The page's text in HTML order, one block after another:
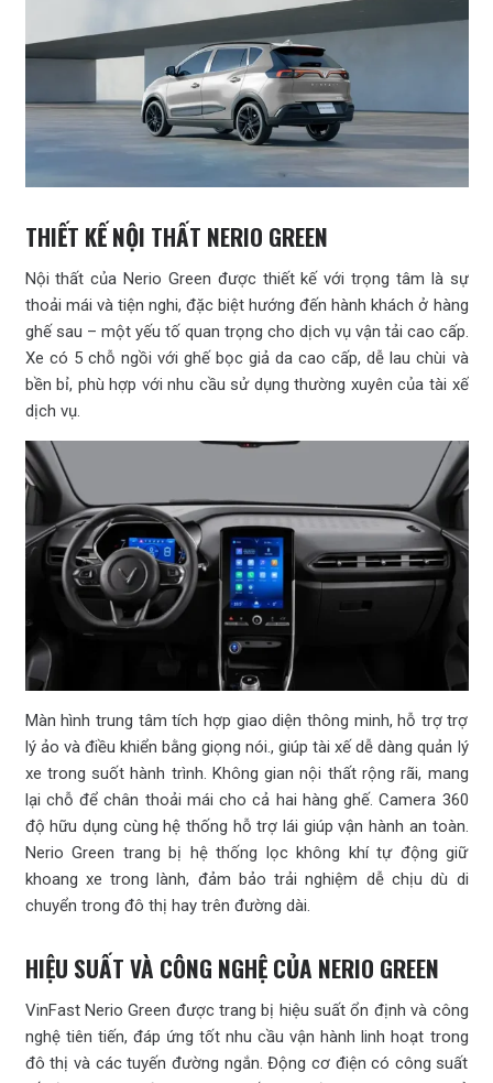
THIẾT KẾ NỘI THẤT NERIO GREEN
Nội thất của Nerio Green được thiết kế với trọng tâm là sự
thoải mái và tiện nghi, đặc biệt hướng đến hành khách ở hàng
ghế sau – một yếu tố quan trọng cho dịch vụ vận tải cao cấp.
Xe có 5 chỗ ngồi với ghế bọc giả da cao cấp, dễ lau chùi và
bền bỉ, phù hợp với nhu cầu sử dụng thường xuyên của tài xế
dịch vụ.
Màn hình trung tâm tích hợp giao diện thông minh, hỗ trợ trợ
lý ảo và điều khiển bằng giọng nói., giúp tài xế dễ dàng quản lý
xe trong suốt hành trình. Không gian nội thất rộng rãi, mang
lại chỗ để chân thoải mái cho cả hai hàng ghế. Camera 360
độ hữu dụng cùng hệ thống hỗ trợ lái giúp vận hành an toàn.
Nerio Green trang bị hệ thống lọc không khí tự động giữ
khoang xe trong lành, đảm bảo trải nghiệm dễ chịu dù di
chuyển trong đô thị hay trên đường dài.
HIỆU SUẤT VÀ CÔNG NGHỆ CỦA NERIO GREEN
VinFast Nerio Green được trang bị hiệu suất ổn định và công
nghệ tiên tiến, đáp ứng tốt nhu cầu vận hành linh hoạt trong
đô thị và các tuyến đường ngắn. Động cơ điện có công suất